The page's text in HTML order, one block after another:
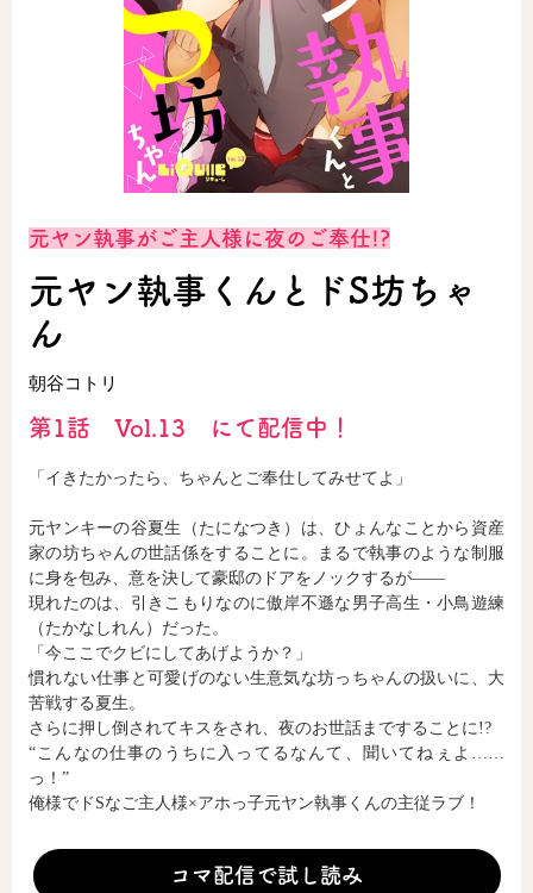
オーバーラップノベルスf
ロサージュノベルス
コミックガルド
リキューレ
コミックパルフェ
閉じる
元ヤン執事がご主人様に夜のご奉仕!?
元ヤン執事くんとドS坊ちゃ
ん
朝谷コトリ
第1話 Vol.13 にて配信中！
「イきたかったら、ちゃんとご奉仕してみせてよ」
元ヤンキーの谷夏生（たになつき）は、ひょんなことから資産
家の坊ちゃんの世話係をすることに。まるで執事のような制服
に身を包み、意を決して豪邸のドアをノックするが――
現れたのは、引きこもりなのに傲岸不遜な男子高生・小鳥遊練
（たかなしれん）だった。
「今ここでクビにしてあげようか？」
慣れない仕事と可愛げのない生意気な坊っちゃんの扱いに、大
苦戦する夏生。
さらに押し倒されてキスをされ、夜のお世話まですることに!?
“こんなの仕事のうちに入ってるなんて、聞いてねぇよ……
っ！”
俺様でドSなご主人様×アホっ子元ヤン執事くんの主従ラブ！
コマ配信で試し読み